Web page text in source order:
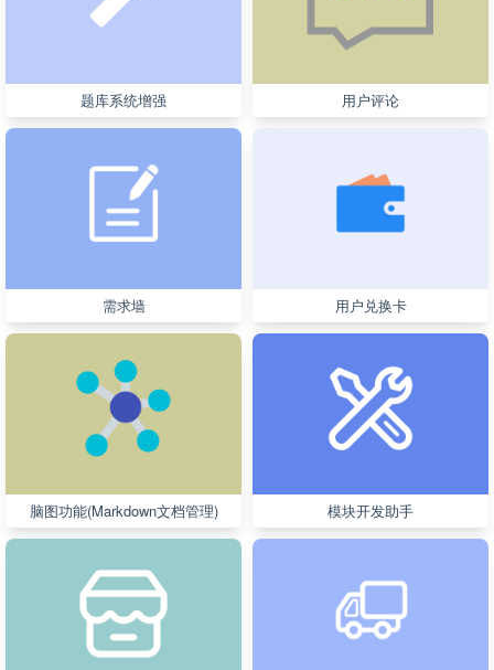
题库系统增强 用户评论
需求墙 用户兑换卡
脑图功能(Markdown文档管理) 模块开发助手